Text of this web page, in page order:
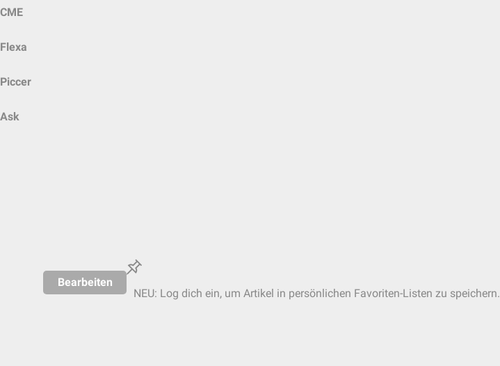
CME
Flexa
Piccer
Ask
Bearbeiten
NEU: Log dich ein, um Artikel in persönlichen Favoriten-Listen zu speichern.